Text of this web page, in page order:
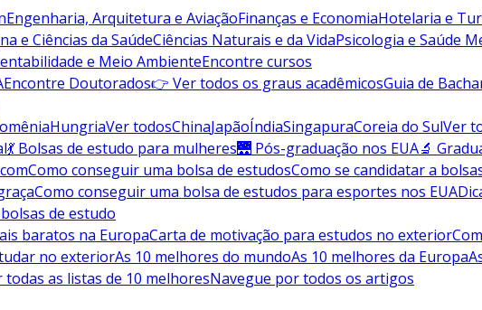
Engenharia, Arquitetura e AviaçãoFinanças e EconomiaHotelaria e
e Ciências da SaúdeCiências Naturais e da VidaPsicologia e Saúde
e Meio AmbienteEncontre cursos
Encontre Doutorados👉 Ver todos os graus acadêmicosGuia de
HungriaVer todosChinaJapãoÍndiaSingapuraCoreia do SulVer
💃 Bolsas de estudo para mulheres🌉 Pós-graduação nos EUA🔬
Como conseguir uma bolsa de estudosComo se candidatar a
Como conseguir uma bolsa de estudos para esportes nos EUA
de estudo
baratos na EuropaCarta de motivação para estudos no exterior
no exteriorAs 10 melhores do mundoAs 10 melhores da Europa
as listas de 10 melhoresNavegue por todos os artigos